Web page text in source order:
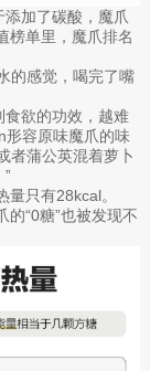
加了碳酸，魔爪
榜单里，魔爪排名
的感觉，喝完了嘴
食欲的功效，越难
形容原味魔爪的味
者蒲公英混着萝卜
只有28kcal。
的“0糖”也被发现不